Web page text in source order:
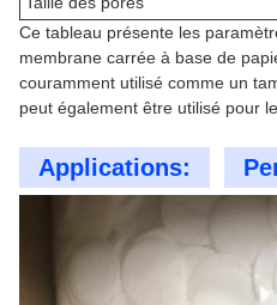
Ce tableau présente les
membrane carrée à base de
couramment utilisé comme un
peut également être utilisé pour
Applications: